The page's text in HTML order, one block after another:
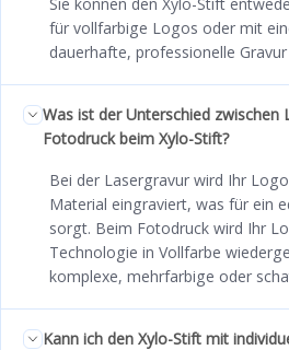
für vollfarbige Logos oder mit
dauerhafte, professionelle
Was ist der Unterschied zwischen
Fotodruck beim Xylo-Stift?
Bei der Lasergravur wird Ihr
Material eingraviert, was für ein
sorgt. Beim Fotodruck wird Ihr
Technologie in Vollfarbe
komplexe, mehrfarbige oder
Kann ich den Xylo-Stift mit